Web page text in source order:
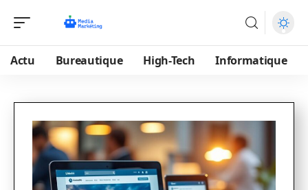
Actu Bureautique High-Tech Informatique